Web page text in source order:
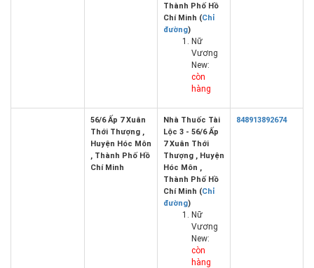
Thành Phố Hồ
Chí Minh (Chỉ
đường)
Nữ
Vương
New:
còn
hàng
56/6 Ấp 7 Xuân
Thới Thượng ,
Huyện Hóc Môn
, Thành Phố Hồ
Chí Minh
Nhà Thuốc Tài
Lộc 3 - 56/6 Ấp
7 Xuân Thới
Thượng , Huyện
Hóc Môn ,
Thành Phố Hồ
Chí Minh (Chỉ
đường)
Nữ
Vương
New:
còn
hàng
848913892674